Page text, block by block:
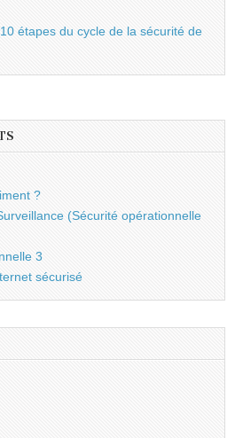
étapes du cycle de la sécurité de
?
(Sécurité opérationnelle
3
sécurisé